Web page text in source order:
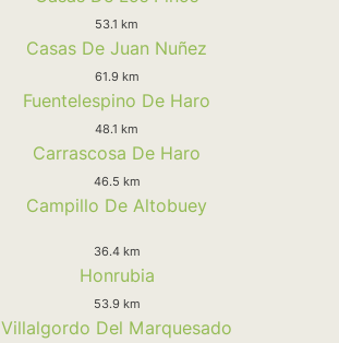
53.1 km
Casas De Juan Nuñez
61.9 km
Fuentelespino De Haro
48.1 km
Carrascosa De Haro
46.5 km
Campillo De Altobuey
36.4 km
Honrubia
53.9 km
Villalgordo Del Marquesado